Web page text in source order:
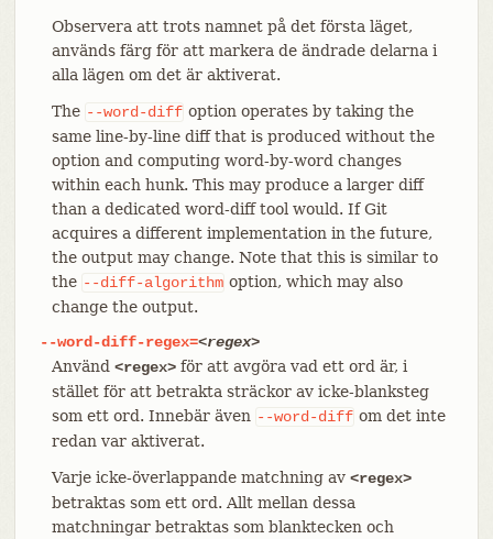
Observera att trots namnet på det första läget,
används färg för att markera de ändrade delarna i
alla lägen om det är aktiverat.
The --word-diff option operates by taking the
same line-by-line diff that is produced without the
option and computing word-by-word changes
within each hunk. This may produce a larger diff
than a dedicated word-diff tool would. If Git
acquires a different implementation in the future,
the output may change. Note that this is similar to
the --diff-algorithm option, which may also
change the output.
--word-diff-regex=<regex>
Använd <regex>för att avgöra vad ett ord är, i
stället för att betrakta sträckor av icke-blanksteg
som ett ord. Innebär även --word-diff om det inte
redan var aktiverat.
Varje icke-överlappande matchning av <regex>
betraktas som ett ord. Allt mellan dessa
matchningar betraktas som blanktecken och